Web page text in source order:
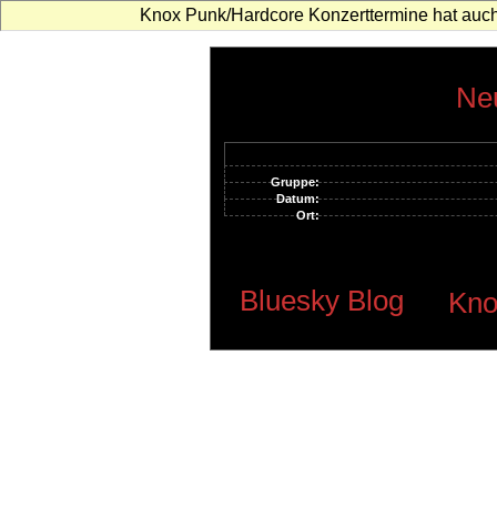
Knox Punk/Hardcore Konzerttermine hat
Gruppe:
Datum:
Ort:
Bluesky Blog